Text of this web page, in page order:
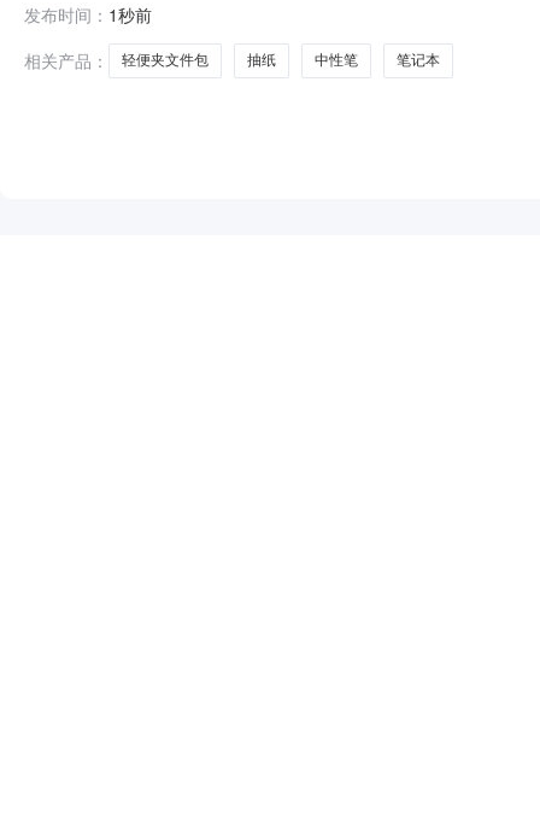
（元）:项目所在行政区划编码:652327项目所在行政区
发布时间： 1秒前
相关产品：
轻便夹文件包 抽纸 中性笔 笔记本